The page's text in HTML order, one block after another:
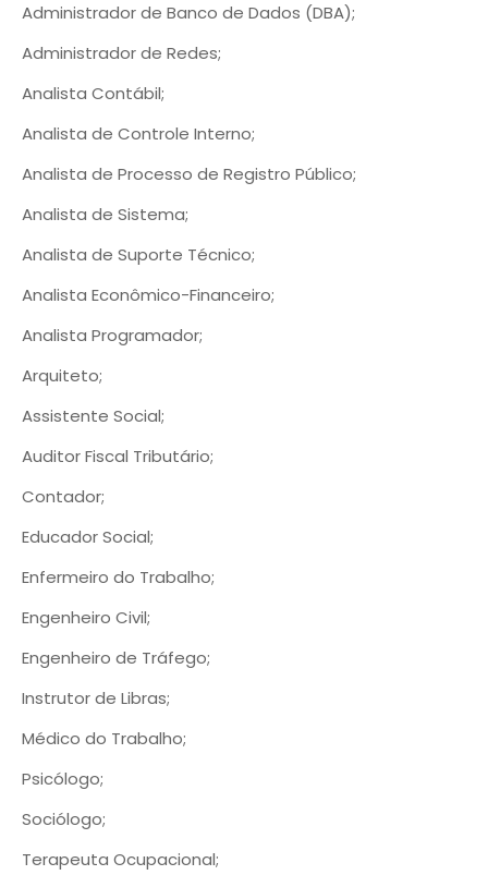
Administrador de Banco de Dados (DBA);
Administrador de Redes;
Analista Contábil;
Analista de Controle Interno;
Analista de Processo de Registro Público;
Analista de Sistema;
Analista de Suporte Técnico;
Analista Econômico-Financeiro;
Analista Programador;
Arquiteto;
Assistente Social;
Auditor Fiscal Tributário;
Contador;
Educador Social;
Enfermeiro do Trabalho;
Engenheiro Civil;
Engenheiro de Tráfego;
Instrutor de Libras;
Médico do Trabalho;
Psicólogo;
Sociólogo;
Terapeuta Ocupacional;